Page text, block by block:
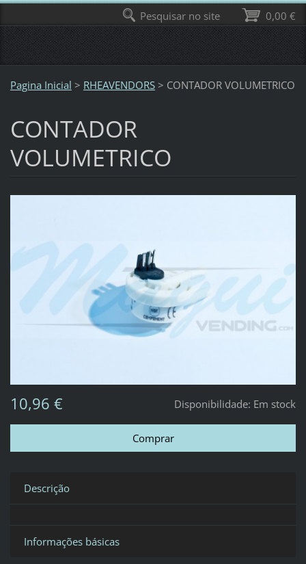
Pagina Inicial > RHEAVENDORS > CONTADOR VOLUMETRICO
CONTADOR
VOLUMETRICO
Disponibilidade: Em stock
10,96 €
Descrição
Informações básicas
0,00 €
Pesquisar no site